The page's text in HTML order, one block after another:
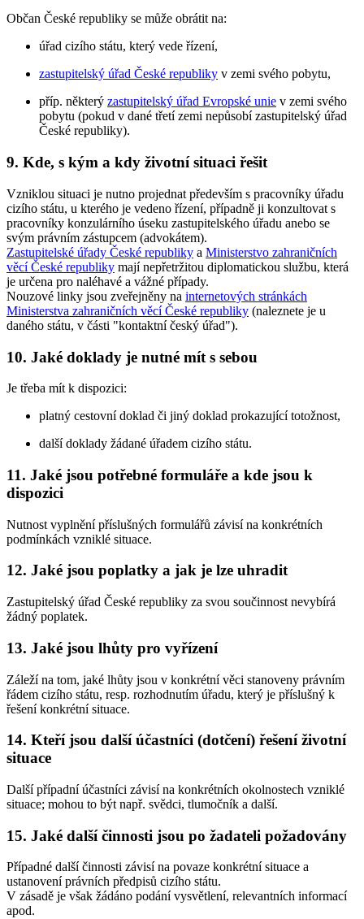
Občan České republiky se může obrátit na:
úřad cizího státu, který vede řízení,
zastupitelský úřad České republiky v zemi svého pobytu,
příp. některý zastupitelský úřad Evropské unie v zemi svého
pobytu (pokud v dané třetí zemi nepůsobí zastupitelský úřad
České republiky).
9. Kde, s kým a kdy životní situaci řešit
Vzniklou situaci je nutno projednat především s pracovníky úřadu
cizího státu, u kterého je vedeno řízení, případně ji konzultovat s
pracovníky konzulárního úseku zastupitelského úřadu anebo se
svým právním zástupcem (advokátem).
Zastupitelské úřady České republiky a Ministerstvo zahraničních
věcí České republiky mají nepřetržitou diplomatickou službu, která
je určena pro naléhavé a vážné případy.
Nouzové linky jsou zveřejněny na internetových stránkách
Ministerstva zahraničních věcí České republiky (naleznete je u
daného státu, v části "kontaktní český úřad").
10. Jaké doklady je nutné mít s sebou
Je třeba mít k dispozici:
platný cestovní doklad či jiný doklad prokazující totožnost,
další doklady žádané úřadem cizího státu.
11. Jaké jsou potřebné formuláře a kde jsou k
dispozici
Nutnost vyplnění příslušných formulářů závisí na konkrétních
podmínkách vzniklé situace.
12. Jaké jsou poplatky a jak je lze uhradit
Zastupitelský úřad České republiky za svou součinnost nevybírá
žádný poplatek.
13. Jaké jsou lhůty pro vyřízení
Záleží na tom, jaké lhůty jsou v konkrétní věci stanoveny právním
řádem cizího státu, resp. rozhodnutím úřadu, který je příslušný k
řešení konkrétní situace.
14. Kteří jsou další účastníci (dotčení) řešení životní
situace
Další případní účastníci závisí na konkrétních okolnostech vzniklé
situace; mohou to být např. svědci, tlumočník a další.
15. Jaké další činnosti jsou po žadateli požadovány
Případné další činnosti závisí na povaze konkrétní situace a
ustanovení právních předpisů cizího státu.
V zásadě je však žádáno podání vysvětlení, relevantních informací
apod.